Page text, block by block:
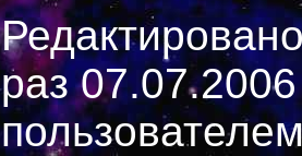
раз